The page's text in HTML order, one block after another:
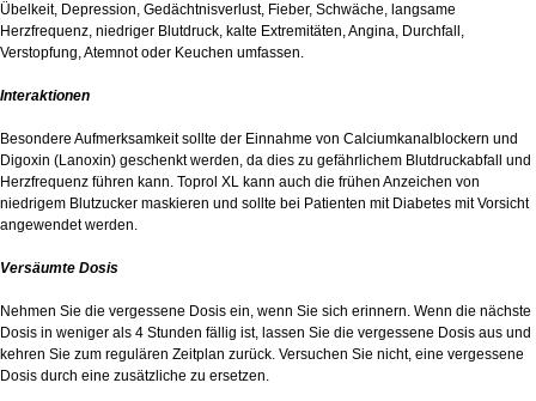
Übelkeit, Depression, Gedächtnisverlust, Fieber, Schwäche, langsame
Herzfrequenz, niedriger Blutdruck, kalte Extremitäten, Angina, Durchfall,
Verstopfung, Atemnot oder Keuchen umfassen.
Interaktionen
Besondere Aufmerksamkeit sollte der Einnahme von Calciumkanalblockern und
Digoxin (Lanoxin) geschenkt werden, da dies zu gefährlichem Blutdruckabfall und
Herzfrequenz führen kann. Toprol XL kann auch die frühen Anzeichen von
niedrigem Blutzucker maskieren und sollte bei Patienten mit Diabetes mit Vorsicht
angewendet werden.
Versäumte Dosis
Nehmen Sie die vergessene Dosis ein, wenn Sie sich erinnern. Wenn die nächste
Dosis in weniger als 4 Stunden fällig ist, lassen Sie die vergessene Dosis aus und
kehren Sie zum regulären Zeitplan zurück. Versuchen Sie nicht, eine vergessene
Dosis durch eine zusätzliche zu ersetzen.